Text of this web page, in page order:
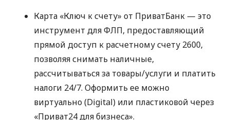
Карта «Ключ к счету» от ПриватБанк — это
инструмент для ФЛП, предоставляющий
прямой доступ к расчетному счету 2600,
позволяя снимать наличные,
рассчитываться за товары/услуги и платить
налоги 24/7. Оформить ее можно
виртуально (Digital) или пластиковой через
«Приват24 для бизнеса».